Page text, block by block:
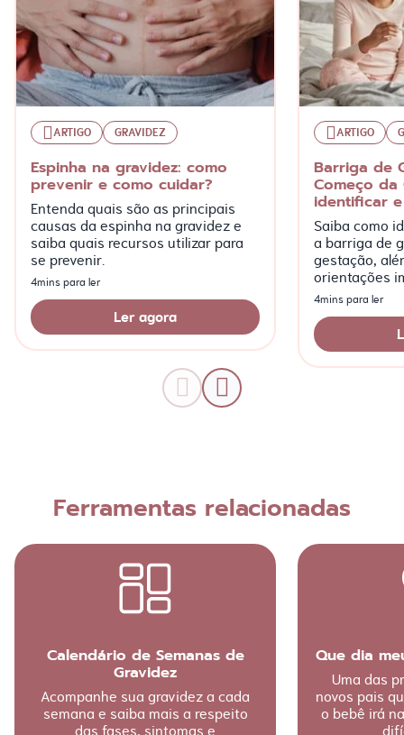
ARTIGO GRAVIDEZ
Espinha na gravidez: como
prevenir e como cuidar?
Entenda quais são as principais
causas da espinha na gravidez e
saiba quais recursos utilizar para
se prevenir.
4mins para ler
Ler agora
ARTIGO
Barriga de
Começo da
identificar
Saiba como
a barriga de
gestação,
orientações
mais!
4mins para ler
Ferramentas relacionadas
Calendário de Semanas de
Gravidez
Acompanhe sua gravidez a cada
semana e saiba mais a respeito
Que dia
Uma das
novos pais
o bebê irá